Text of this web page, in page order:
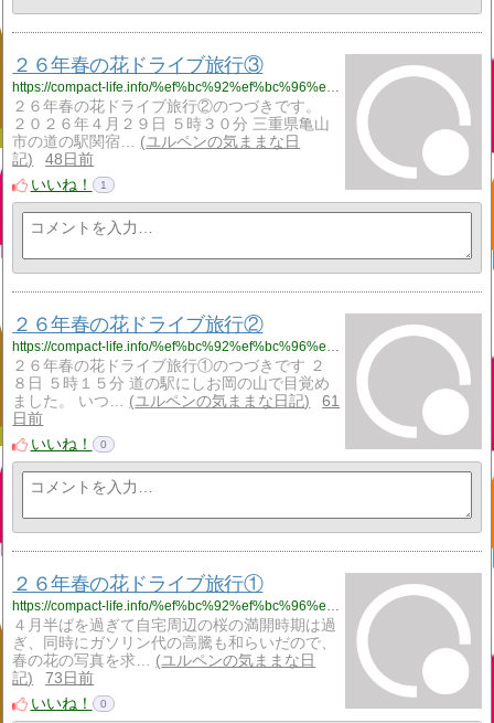
２６年春の花ドライブ旅行③
２６年春の花ドライブ旅行②のつづきです。
２０２６年４月２９日 ５時３０分 三重県亀山
市の道の駅関宿…
ユルペンの気ままな日
記
48日前
いいね！
1
２６年春の花ドライブ旅行②
２６年春の花ドライブ旅行①のつづきです ２
８日 ５時１５分 道の駅にしお岡の山で目覚め
ました。 いつ…
ユルペンの気ままな日記
61
日前
いいね！
0
２６年春の花ドライブ旅行①
４月半ばを過ぎて自宅周辺の桜の満開時期は過
ぎ、同時にガソリン代の高騰も和らいだので、
春の花の写真を求…
ユルペンの気ままな日
記
73日前
いいね！
0